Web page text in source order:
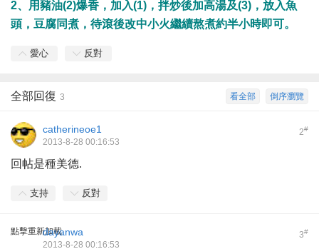
2、用豬油(2)爆香，加入(1)，拌炒後加高湯及(3)，放入魚
頭，豆腐同煮，待滾後改中小火繼續熬煮約半小時即可。
愛心 反對
倒序瀏覽
看全部
全部回復 3
2#
catherineoe1
2013-8-28 00:16:53
回帖是種美德.
支持 反對
點擊重新加載 3#
dayanwa
2013-8-28 00:16:53